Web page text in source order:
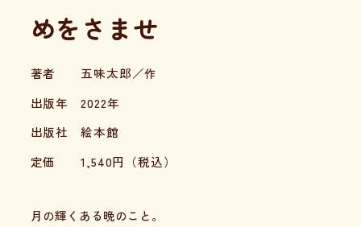
めをさませ
著者
五味太郎／作
出版年
2022年
出版社
絵本館
定価
1,540円（税込）
月の輝くある晩のこと。